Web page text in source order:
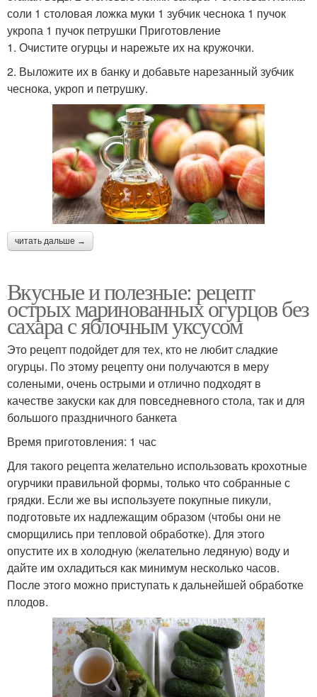
соли 1 столовая ложка муки 1 зубчик чеснока 1 пучок
укропа 1 пучок петрушки Приготовление
1. Очистите огурцы и нарежьте их на кружочки.
2. Выложите их в банку и добавьте нарезанный зубчик
чеснока, укроп и петрушку.
читать дальше →
Вкусные и полезные: рецепт
острых маринованных огурцов без
сахара с яблочным уксусом
Это рецепт подойдет для тех, кто не любит сладкие
огурцы. По этому рецепту они получаются в меру
солеными, очень острыми и отлично подходят в
качестве закуски как для повседневного стола, так и для
большого праздничного банкета
Время приготовления: 1 час
Для такого рецепта желательно использовать крохотные
огурчики правильной формы, только что собранные с
грядки. Если же вы используете покупные пикули,
подготовьте их надлежащим образом (чтобы они не
сморщились при тепловой обработке). Для этого
опустите их в холодную (желательно ледяную) воду и
дайте им охладиться как минимум несколько часов.
После этого можно приступать к дальнейшей обработке
плодов.